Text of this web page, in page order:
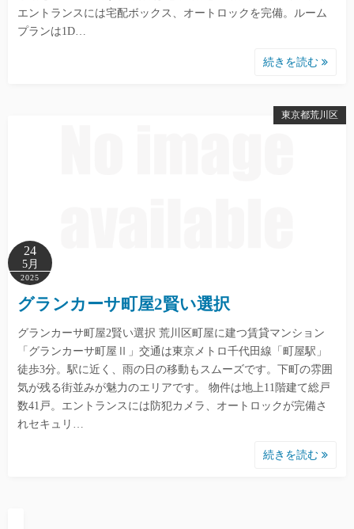
エントランスには宅配ボックス、オートロックを完備。ルーム
プランは1D…
続きを読む
東京都荒川区
24
5月
2025
グランカーサ町屋2賢い選択
グランカーサ町屋2賢い選択 荒川区町屋に建つ賃貸マンション
「グランカーサ町屋Ⅱ」交通は東京メトロ千代田線「町屋駅」
徒歩3分。駅に近く、雨の日の移動もスムーズです。下町の雰囲
気が残る街並みが魅力のエリアです。 物件は地上11階建て総戸
数41戸。エントランスには防犯カメラ、オートロックが完備さ
れセキュリ…
続きを読む